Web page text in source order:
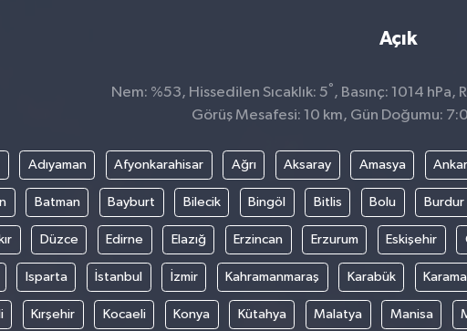
Açık
Nem: %53, Hissedilen Sıcaklık: 5° , Basınç: 1014 hPa,
Görüş Mesafesi: 10 km, Gün Doğumu:
Adıyaman Afyonkarahisar Ağrı Aksaray Amasya
Batman Bayburt Bilecik Bingöl Bitlis Bolu Burdur
Düzce Edirne Elazığ Erzincan Erzurum Eskişehir
Isparta İstanbul İzmir Kahramanmaraş Karabük
Kırşehir Kocaeli Konya Kütahya Malatya Manisa